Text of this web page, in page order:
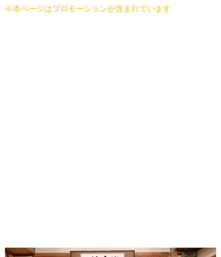
※本ページはプロモーションが含まれています